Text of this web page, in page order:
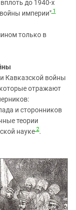
до 1940-х
империи" 1
только в
Кавказской войны
отражают
и сторонников
теории
науке 2.